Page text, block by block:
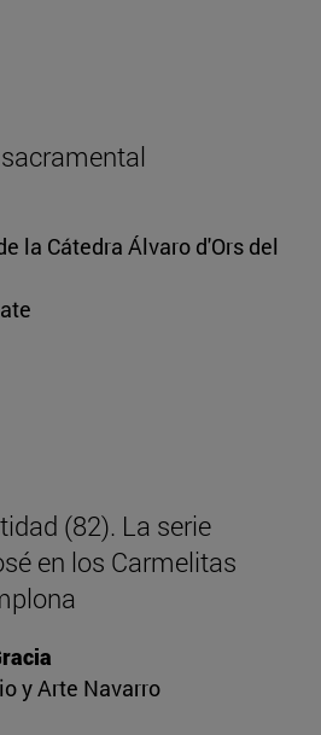
la Cátedra Álvaro d'Ors del
(82). La serie
en los Carmelitas
y Arte Navarro